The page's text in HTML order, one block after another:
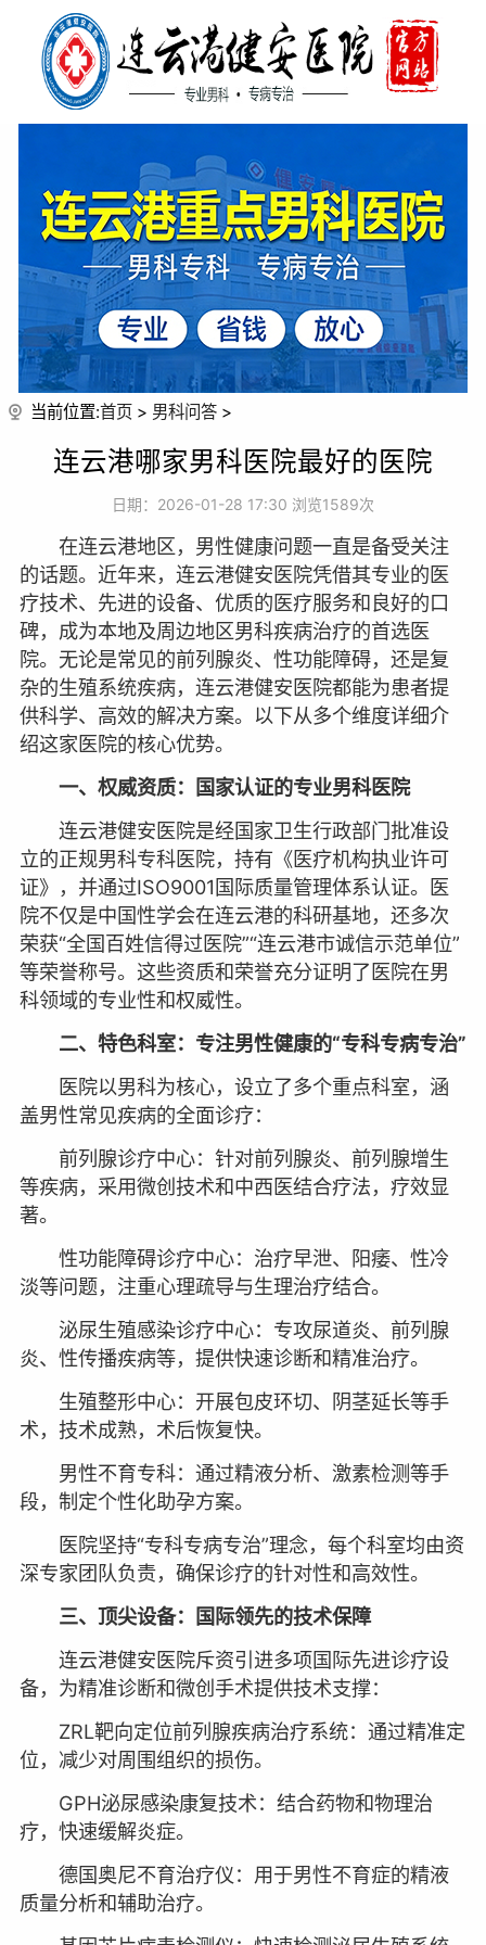
当前位置:首页 > 男科问答 >
连云港哪家男科医院最好的医院
日期：2026-01-28 17:30 浏览1589次
在连云港地区，男性健康问题一直是备受关注
的话题。近年来，连云港健安医院凭借其专业的医
疗技术、先进的设备、优质的医疗服务和良好的口
碑，成为本地及周边地区男科疾病治疗的首选医
院。无论是常见的前列腺炎、性功能障碍，还是复
杂的生殖系统疾病，连云港健安医院都能为患者提
供科学、高效的解决方案。以下从多个维度详细介
绍这家医院的核心优势。
一、权威资质：国家认证的专业男科医院
连云港健安医院是经国家卫生行政部门批准设
立的正规男科专科医院，持有《医疗机构执业许可
证》，并通过ISO9001国际质量管理体系认证。医
院不仅是中国性学会在连云港的科研基地，还多次
荣获“全国百姓信得过医院”“连云港市诚信示范单位”
等荣誉称号。这些资质和荣誉充分证明了医院在男
科领域的专业性和权威性。
二、特色科室：专注男性健康的“专科专病专治”
医院以男科为核心，设立了多个重点科室，涵
盖男性常见疾病的全面诊疗：
前列腺诊疗中心：针对前列腺炎、前列腺增生
等疾病，采用微创技术和中西医结合疗法，疗效显
著。
性功能障碍诊疗中心：治疗早泄、阳痿、性冷
淡等问题，注重心理疏导与生理治疗结合。
泌尿生殖感染诊疗中心：专攻尿道炎、前列腺
炎、性传播疾病等，提供快速诊断和精准治疗。
生殖整形中心：开展包皮环切、阴茎延长等手
术，技术成熟，术后恢复快。
男性不育专科：通过精液分析、激素检测等手
段，制定个性化助孕方案。
医院坚持“专科专病专治”理念，每个科室均由资
深专家团队负责，确保诊疗的针对性和高效性。
三、顶尖设备：国际领先的技术保障
连云港健安医院斥资引进多项国际先进诊疗设
备，为精准诊断和微创手术提供技术支撑：
ZRL靶向定位前列腺疾病治疗系统：通过精准定
位，减少对周围组织的损伤。
GPH泌尿感染康复技术：结合药物和物理治
疗，快速缓解炎症。
德国奥尼不育治疗仪：用于男性不育症的精液
质量分析和辅助治疗。